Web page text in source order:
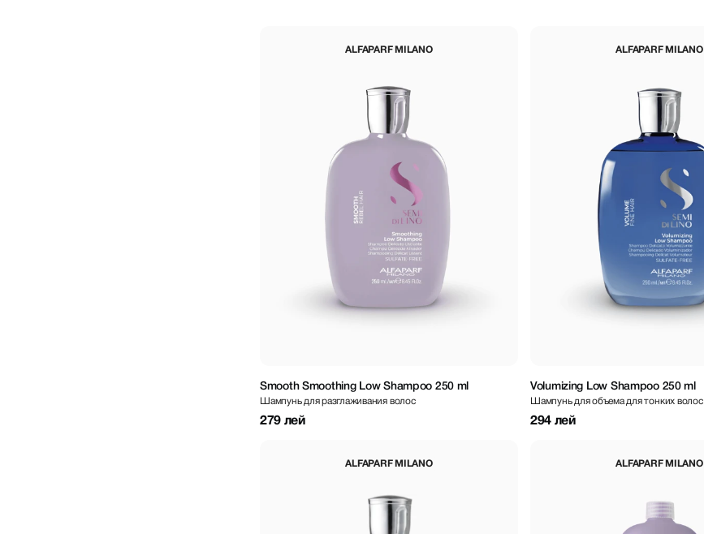
ALFAPARF MILANO
Smooth Smoothing Low Shampoo 250 ml
Шампунь для разглаживания волос
279 лей
ALFAPARF MILANO
Volumizing Low Shampoo 250 ml
Шампунь для объема для тонких волос
294 лей
ALFAPARF MILANO ALFAPARF MILANO